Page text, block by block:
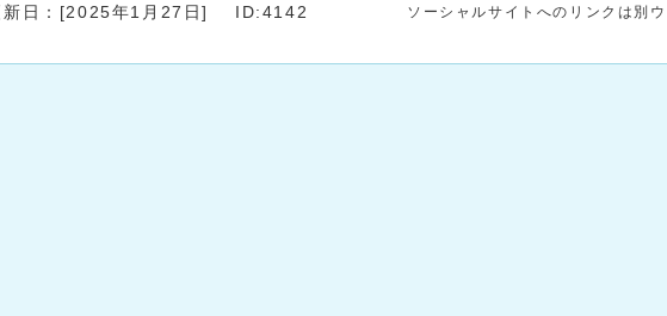
新日：[2025年1月27日] ID:4142 ソーシャルサイトへのリンクは別